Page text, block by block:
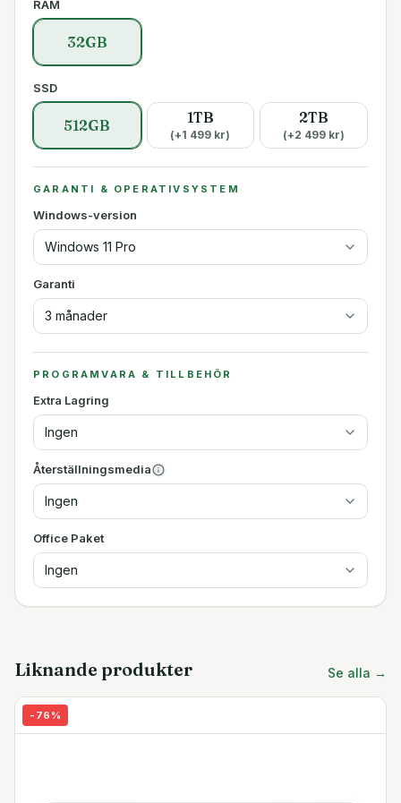
RAM
32GB
SSD
512GB 1TB
(+1 499 kr)
2TB
(+2 499 kr)
GARANTI & OPERATIVSYSTEM
Windows-version
Windows 11 Pro
Garanti
3 månader
PROGRAMVARA & TILLBEHÖR
Extra Lagring
Ingen
Återställningsmedia
Ingen
Office Paket
Ingen
Liknande produkter Se alla →
- 76 %